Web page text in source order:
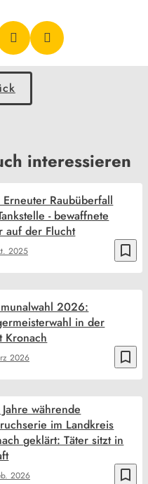
interessieren
bookmark_border
2025
Raubüberfall
- bewaffnete
auf der Flucht
bookmark_border
2026
2026:
in der
Kronach
bookmark_border
2026
währende
im Landkreis
geklärt: Täter sitzt in